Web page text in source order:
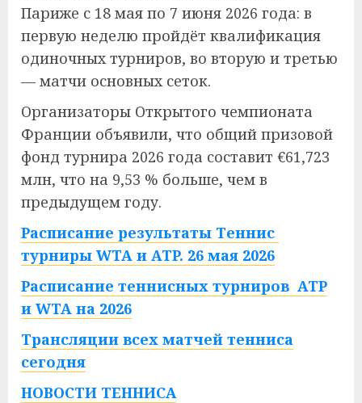
Париже с 18 мая по 7 июня 2026 года: в
первую неделю пройдёт квалификация
одиночных турниров, во вторую и третью
— матчи основных сеток.
Организаторы Открытого чемпионата
Франции объявили, что общий призовой
фонд турнира 2026 года составит €61,723
млн, что на 9,53 % больше, чем в
предыдущем году.
Расписание результаты Теннис
турниры WTA и ATP. 26 мая 2026
Расписание теннисных турниров ATP
и WTA на 2026
Трансляции всех матчей тенниса
сегодня
НОВОСТИ ТЕННИСА